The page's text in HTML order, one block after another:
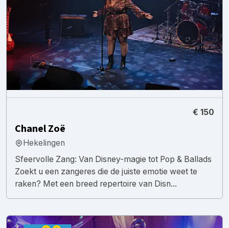
€ 150
Chanel Zoë
Hekelingen
​Sfeervolle Zang: Van Disney-magie tot Pop & Ballads ​
Zoekt u een zangeres die de juiste emotie weet te
raken? Met een breed repertoire van Disn...